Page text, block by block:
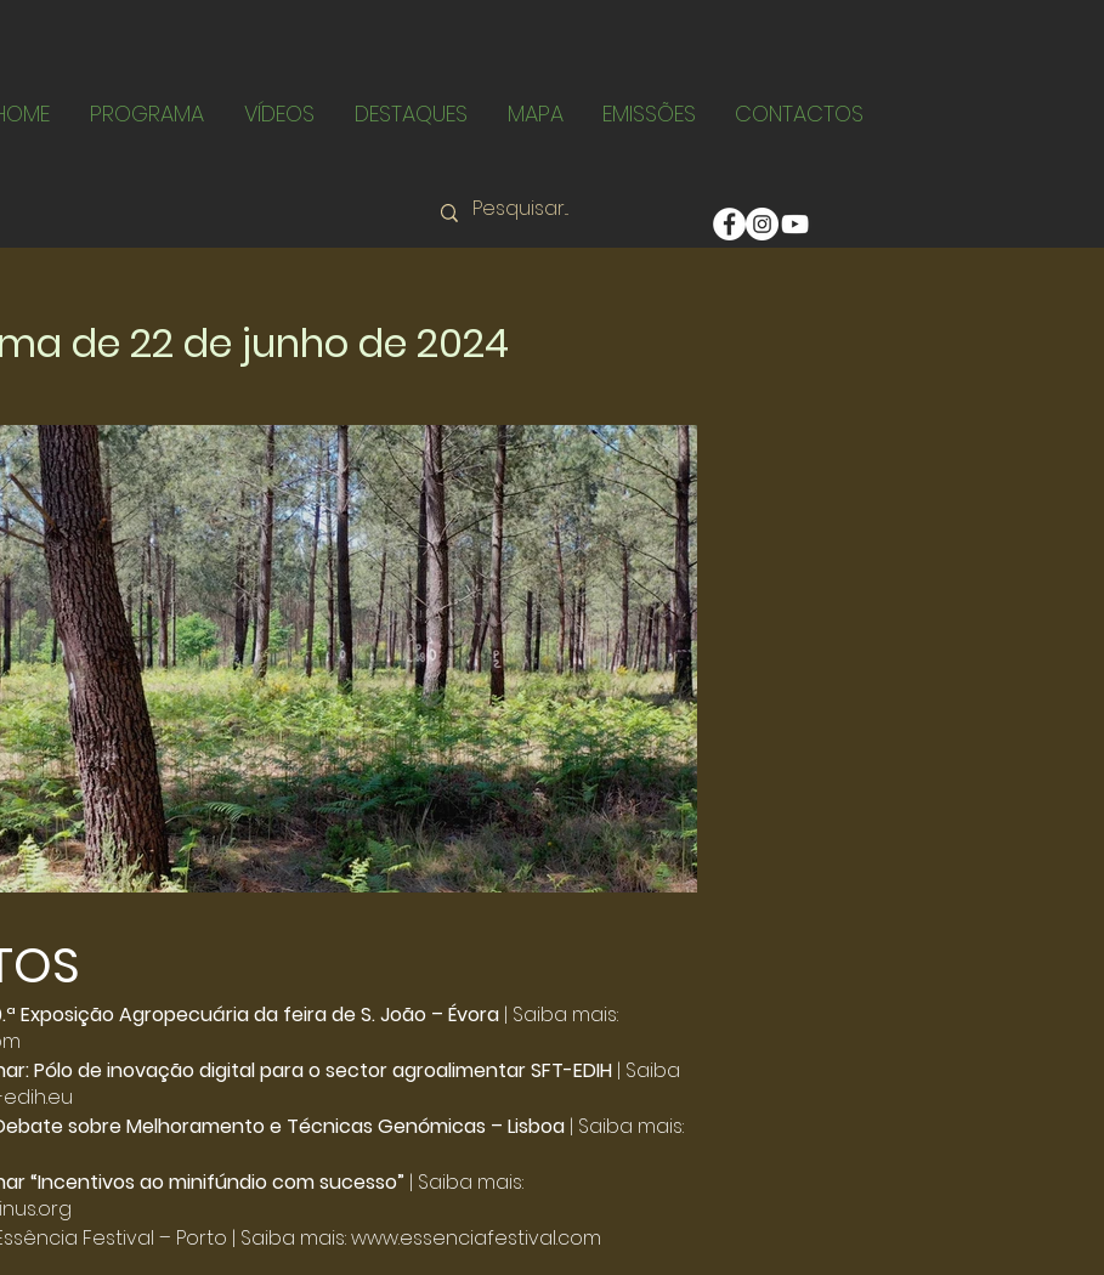
PROGRAMA VÍDEOS DESTAQUES MAPA EMISSÕES CONTACTOS
de 22 de junho de 2024
Exposição Agropecuária da feira de S. João – Évora | Saiba mais:
Pólo de inovação digital para o sector agroalimentar SFT-EDIH | Saiba
sobre Melhoramento e Técnicas Genómicas – Lisboa | Saiba mais:
“Incentivos ao minifúndio com sucesso” | Saiba mais:
Festival – Porto | Saiba mais:www.essenciafestival.com